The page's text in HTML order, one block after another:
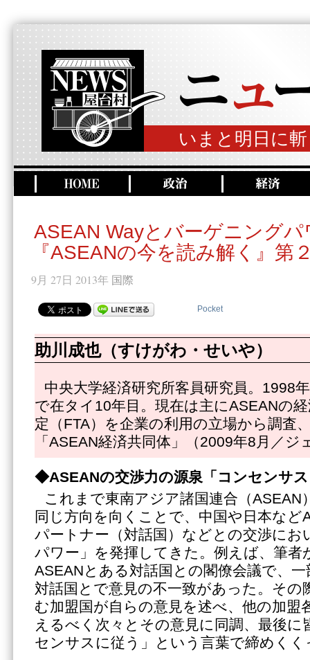
いまと明日に
ASEAN Wayとバーゲニングパ
『ASEANの今を読み解く』第
9月 27日 2013年 国際
Pocket
助川成也（すけがわ・せいや）
中央大学経済研究所客員研究員。1998
で在タイ10年目。現在は主にASEANの
定（FTA）を企業の利用の立場から調査
「ASEAN経済共同体」（2009年8月／
◆ASEANの交渉力の源泉「コンセンサ
これまで東南アジア諸国連合（ASEAN
同じ方向を向くことで、中国や日本など
パートナー（対話国）などとの交渉にお
パワー」を発揮してきた。例えば、筆者
ASEANとある対話国との閣僚会議で、
対話国とで意見の不一致があった。その
む加盟国が自らの意見を述べ、他の加盟
えるべく次々とその意見に同調、最後に
センサスに従う」という言葉で締めくく